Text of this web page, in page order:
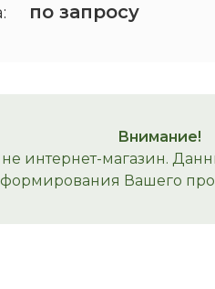
по запросу
Внимание!
интернет-магазин.
Вашего